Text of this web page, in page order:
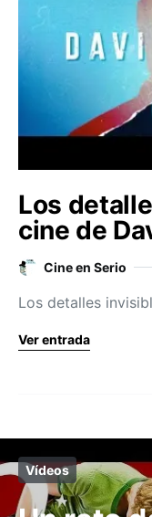
Los
cine de
Cine en Serio
Los detalles
Ver entrada
Vídeos